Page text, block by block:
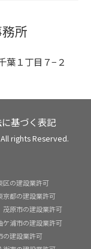
所
１丁目７−２
基づく表記
rights Reserved.
区の建設業許可
京都の建設業許可
茂原市の建設業許可
ケ浦市の建設業許可
の建設業許可